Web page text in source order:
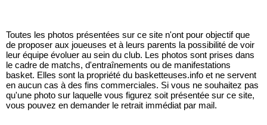
Toutes les photos présentées sur ce site n'ont pour objectif que
de proposer aux joueuses et à leurs parents la possibilité de voir
leur équipe évoluer au sein du club. Les photos sont prises dans
le cadre de matchs, d'entraînements ou de manifestations
basket. Elles sont la propriété du basketteuses.info et ne servent
en aucun cas à des fins commerciales. Si vous ne souhaitez pas
qu'une photo sur laquelle vous figurez soit présentée sur ce site,
vous pouvez en demander le retrait immédiat par mail.